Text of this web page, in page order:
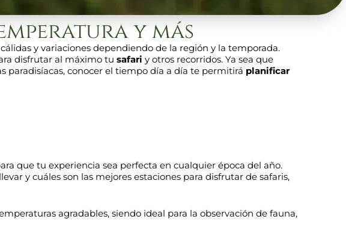
y más
y variaciones dependiendo de la región y la temporada.
disfrutar al máximo tusafari y otros recorridos. Ya sea que
paradisíacas, conocer el tiempo día a día te permitirá planificar
que tu experiencia sea perfecta en cualquier época del año.
y cuáles son las mejores estaciones para disfrutar de safaris,
agradables, siendo ideal para la observación de fauna,